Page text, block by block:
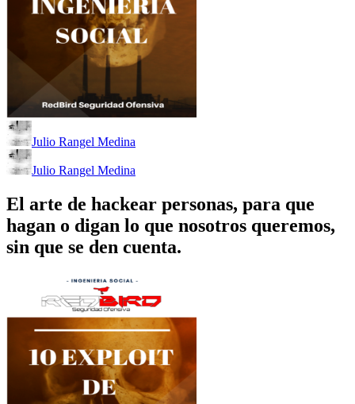
Julio Rangel Medina
Julio Rangel Medina
El arte de hackear personas, para que
hagan o digan lo que nosotros queremos,
sin que se den cuenta.